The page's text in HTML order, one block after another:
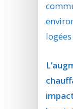
logées